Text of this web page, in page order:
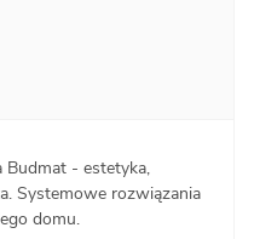
Budmat - estetyka,
Systemowe rozwiązania
domu.